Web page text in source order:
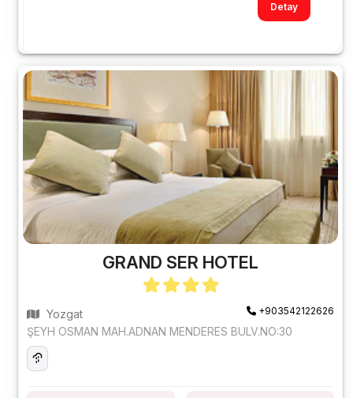
Detay
GRAND SER HOTEL
Yozgat +903542122626
ŞEYH OSMAN MAH.ADNAN MENDERES BULV.NO:30